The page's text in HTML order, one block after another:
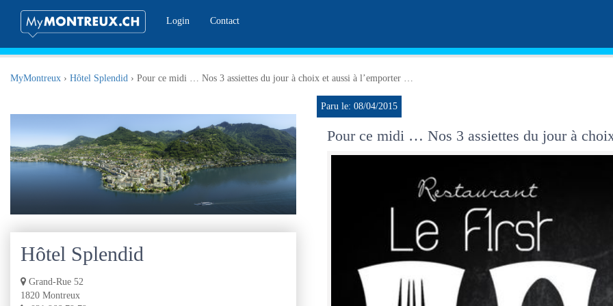
Login
Contact
MyMontreux › Hôtel Splendid › Pour ce midi … Nos 3 assiettes du jour à choix et aussi à l’emporter …
Hôtel Splendid
Grand-Rue 52
1820 Montreux
Paru le: 08/04/2015
Pour ce midi … Nos 3 assiettes du jour à